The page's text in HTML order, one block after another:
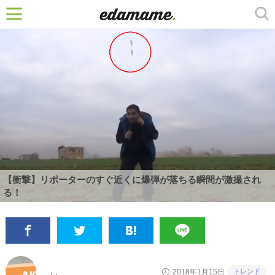
【衝撃】リポーターのすぐ近くに爆弾が落ちる瞬間が激撮され
る！
2018年1月15日 トレンド